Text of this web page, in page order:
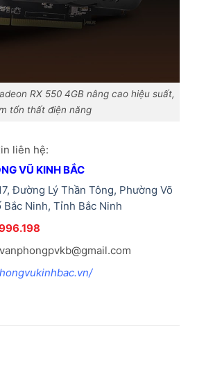
RX 550 4GB nâng cao hiệu suất,
tổn thất điện năng
liên hệ:
VŨ KINH BẮC
Đường Lý Thần Tông, Phường Võ
Ninh, Tỉnh Bắc Ninh